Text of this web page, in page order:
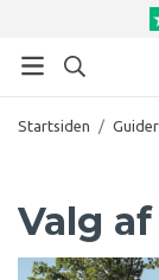
Startsiden / Guider
Valg